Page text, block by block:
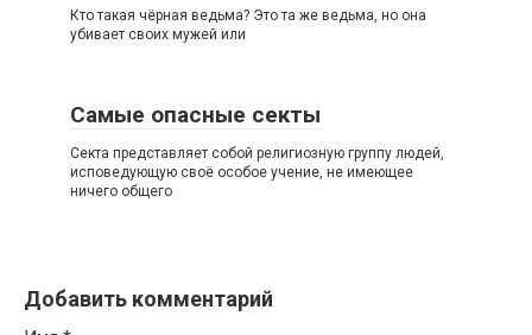
Кто такая чёрная ведьма? Это та же ведьма, но она
убивает своих мужей или
Самые опасные секты
Секта представляет собой религиозную группу людей,
исповедующую своё особое учение, не имеющее
ничего общего
Добавить комментарий